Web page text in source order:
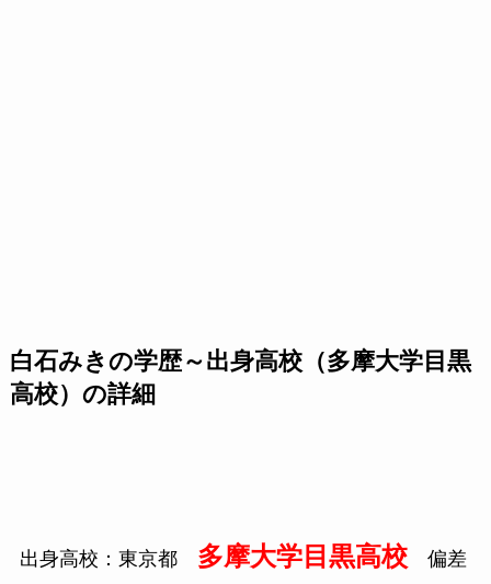
白石みきの学歴～出身高校（多摩大学目黒
高校）の詳細
出身高校：東京都 多摩大学目黒高校偏差